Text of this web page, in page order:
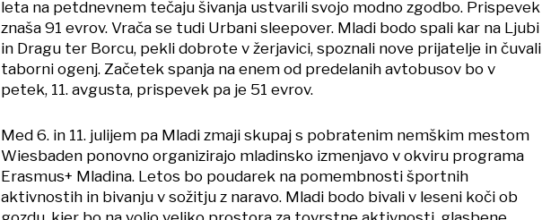
leta na petdnevnem tečaju šivanja ustvarili svojo modno zgodbo. Prispevek
znaša 91 evrov. Vrača se tudi Urbani sleepover. Mladi bodo spali kar na Ljubi
in Dragu ter Borcu, pekli dobrote v žerjavici, spoznali nove prijatelje in čuvali
taborni ogenj. Začetek spanja na enem od predelanih avtobusov bo v
petek, 11. avgusta, prispevek pa je 51 evrov.
Med 6. in 11. julijem pa Mladi zmaji skupaj s pobratenim nemškim mestom
Wiesbaden ponovno organizirajo mladinsko izmenjavo v okviru programa
Erasmus+ Mladina. Letos bo poudarek na pomembnosti športnih
aktivnostih in bivanju v sožitju z naravo. Mladi bodo bivali v leseni koči ob